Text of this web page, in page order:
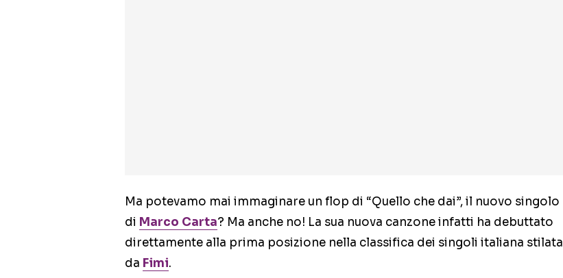
Ma potevamo mai immaginare un flop di “Quello che dai”, il nuovo singolo
di Marco Carta? Ma anche no! La sua nuova canzone infatti ha debuttato
direttamente alla prima posizione nella classifica dei singoli italiana stilata
da Fimi.